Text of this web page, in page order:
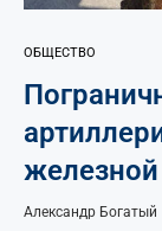
ОБЩЕСТВО
Александр Богатый